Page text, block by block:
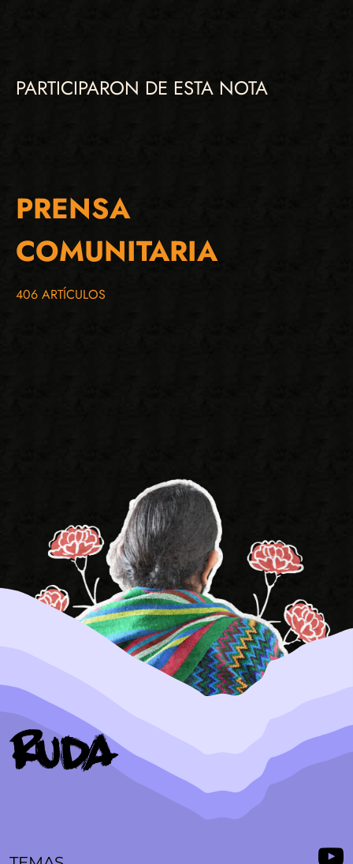
PARTICIPARON DE ESTA NOTA
PRENSA
COMUNITARIA
406 ARTÍCULOS